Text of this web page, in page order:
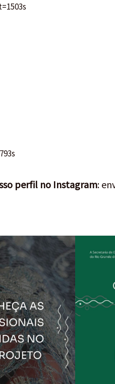
perfil no Instagram: